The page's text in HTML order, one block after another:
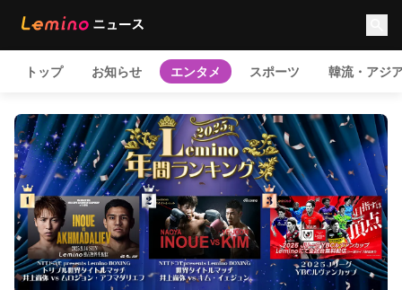
トップ お知らせ エンタメ スポーツ 韓流・アジ